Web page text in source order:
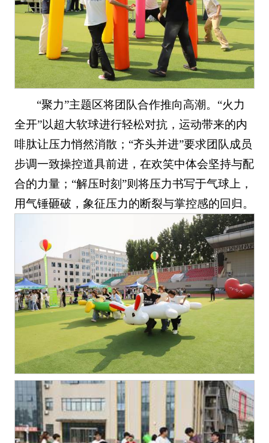
“聚力”主题区将团队合作推向高潮。“火力
全开”以超大软球进行轻松对抗，运动带来的内
啡肽让压力悄然消散；“齐头并进”要求团队成员
步调一致操控道具前进，在欢笑中体会坚持与配
合的力量；“解压时刻”则将压力书写于气球上，
用气锤砸破，象征压力的断裂与掌控感的回归。